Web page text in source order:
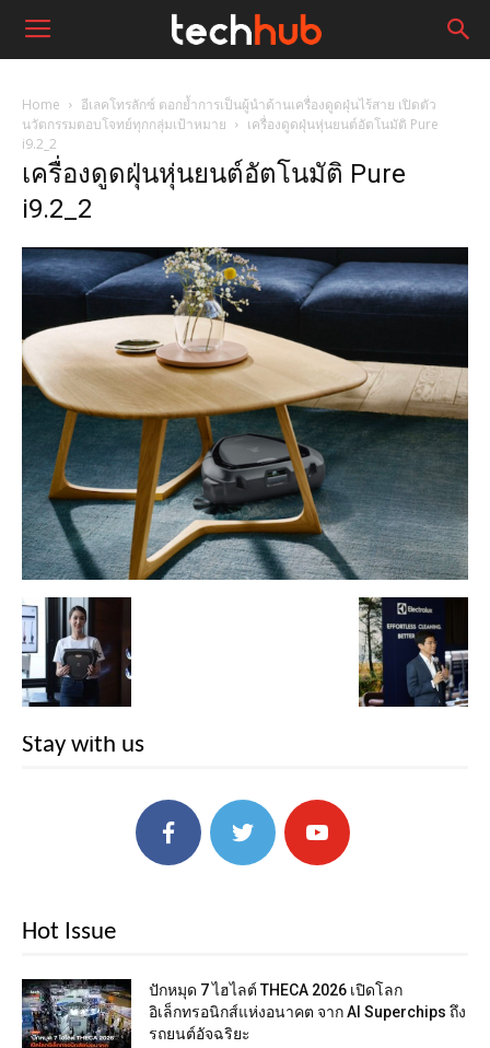
Home
อีเลคโทรลักซ์ ตอกย้ำการเป็นผู้นำด้านเครื่องดูดฝุ่นไร้สาย เปิดตัว
นวัตกรรมตอบโจทย์ทุกกลุ่มเป้าหมาย
เครื่องดูดฝุ่นหุ่นยนต์อัตโนมัติ Pure
i9.2_2
เครื่องดูดฝุ่นหุ่นยนต์อัตโนมัติ Pure
i9.2_2
Stay with us
Hot Issue
ปักหมุด 7 ไฮไลต์ THECA 2026 เปิดโลก
อิเล็กทรอนิกส์แห่งอนาคต จาก AI Superchips ถึง
รถยนต์อัจฉริยะ